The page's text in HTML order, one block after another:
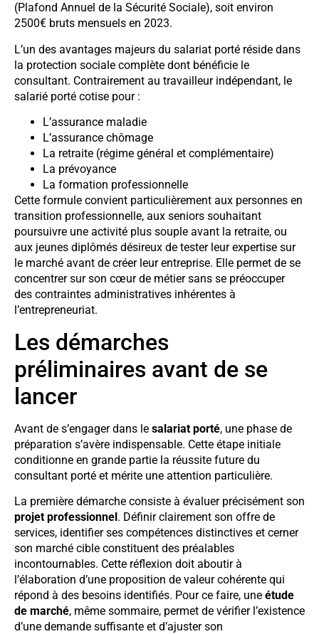
(Plafond Annuel de la Sécurité Sociale), soit environ
2500€ bruts mensuels en 2023.
L’un des avantages majeurs du salariat porté réside dans
la protection sociale complète dont bénéficie le
consultant. Contrairement au travailleur indépendant, le
salarié porté cotise pour :
L’assurance maladie
L’assurance chômage
La retraite (régime général et complémentaire)
La prévoyance
La formation professionnelle
Cette formule convient particulièrement aux personnes en
transition professionnelle, aux seniors souhaitant
poursuivre une activité plus souple avant la retraite, ou
aux jeunes diplômés désireux de tester leur expertise sur
le marché avant de créer leur entreprise. Elle permet de se
concentrer sur son cœur de métier sans se préoccuper
des contraintes administratives inhérentes à
l’entrepreneuriat.
Les démarches
préliminaires avant de se
lancer
Avant de s’engager dans le salariat porté, une phase de
préparation s’avère indispensable. Cette étape initiale
conditionne en grande partie la réussite future du
consultant porté et mérite une attention particulière.
La première démarche consiste à évaluer précisément son
projet professionnel. Définir clairement son offre de
services, identifier ses compétences distinctives et cerner
son marché cible constituent des préalables
incontournables. Cette réflexion doit aboutir à
l’élaboration d’une proposition de valeur cohérente qui
répond à des besoins identifiés. Pour ce faire, une étude
de marché, même sommaire, permet de vérifier l’existence
d’une demande suffisante et d’ajuster son